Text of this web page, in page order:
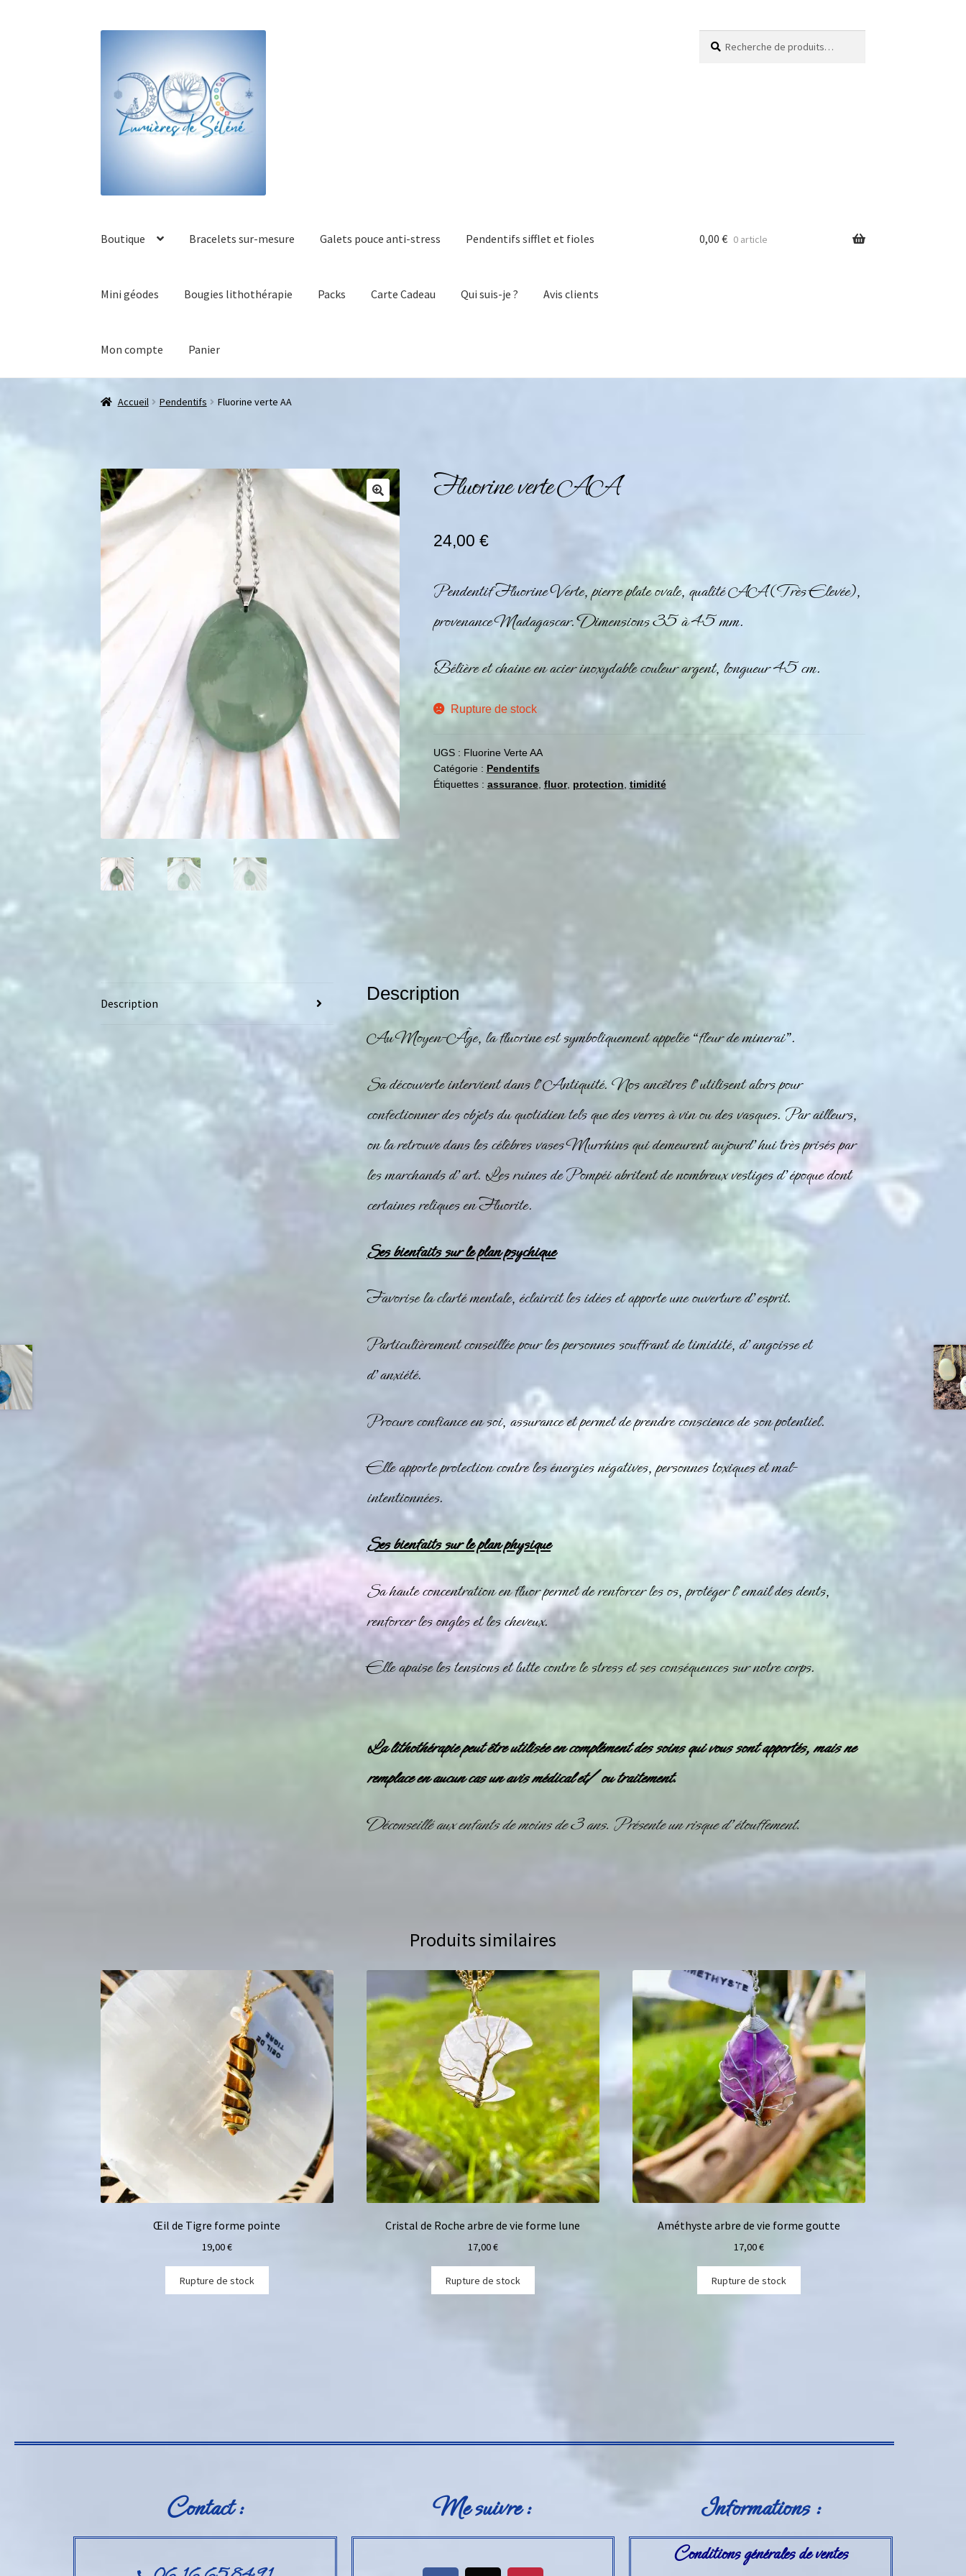
Boutique Bracelets sur-mesure Galets pouce anti-stress Pendentifs sifflet et fioles
Mini géodes Bougies lithothérapie Packs Carte Cadeau Qui suis-je ? Avis clients
Mon compte Panier
0,00 € 0 article
Accueil Pendentifs Fluorine verte AA
Fluorine verte AA
24,00 €
Pendentif Fluorine Verte, pierre plate ovale, qualité AA (Très Elevée),
provenance Madagascar. Dimensions 35 à 45 mm.
Bélière et chaine en acier inoxydable couleur argent, longueur 45 cm.
Rupture de stock
UGS : Fluorine Verte AA
Catégorie : Pendentifs
Étiquettes : assurance, fluor, protection, timidité
Description Description
Au Moyen-Âge, la fluorine est symboliquement appelée “fleur de minerai”.
Sa découverte intervient dans l’Antiquité. Nos ancêtres l’utilisent alors pour
confectionner des objets du quotidien tels que des verres à vin ou des vasques. Par ailleurs,
on la retrouve dans les célèbres vases Murrhins qui demeurent aujourd’hui très prisés par
les marchands d’art. Les ruines de Pompéi abritent de nombreux vestiges d’époque dont
certaines reliques en Fluorite.
Ses bienfaits sur le plan psychique
Favorise la clarté mentale, éclaircit les idées et apporte une ouverture d’esprit.
Particulièrement conseillée pour les personnes souffrant de timidité, d’angoisse et
d’anxiété.
Procure confiance en soi, assurance et permet de prendre conscience de son potentiel.
Elle apporte protection contre les énergies négatives, personnes toxiques et mal-
intentionnées.
Ses bienfaits sur le plan physique
Sa haute concentration en fluor permet de renforcer les os, protéger l’email des dents,
renforcer les ongles et les cheveux.
Elle apaise les tensions et lutte contre le stress et ses conséquences sur notre corps.
La lithothérapie peut être utilisée en complément des soins qui vous sont apportés, mais ne
remplace en aucun cas un avis médical et/ ou traitement.
Déconseillé aux enfants de moins de 3 ans. Présente un risque d’étouffement.
Produits similaires
Œil de Tigre forme pointe
19,00€
Rupture de stock
Cristal de Roche arbre de vie forme lune
17,00€
Rupture de stock
Améthyste arbre de vie forme goutte
17,00€
Rupture de stock
Contact : Me suivre : Informations :
Conditions générales de ventes